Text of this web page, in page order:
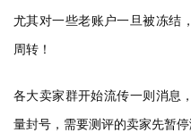
尤其对一些老账户一旦被冻结
周转！
各大卖家群开始流传一则消息
量封号，需要测评的卖家先暂